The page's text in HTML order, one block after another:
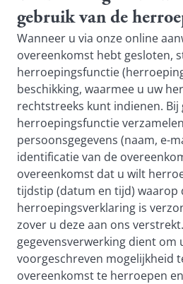
gebruik van de
Wanneer u via onze online
overeenkomst hebt gesloten,
herroepingsfunctie
beschikking, waarmee u uw
rechtstreeks kunt indienen. Bij
herroepingsfunctie
persoonsgegevens (naam, e-
identificatie van de
overeenkomst dat u wilt
tijdstip (datum en tijd) waarop
herroepingsverklaring is
zover u deze aan ons
gegevensverwerking dient om
voorgeschreven mogelijkheid
overeenkomst te herroepen